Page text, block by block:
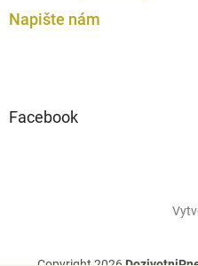
Napište nám
Facebook